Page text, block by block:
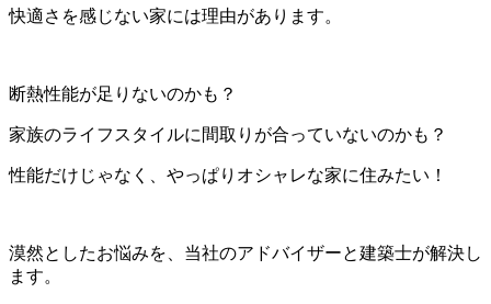
快適さを感じない家には理由があります。
断熱性能が足りないのかも？
家族のライフスタイルに間取りが合っていないのかも？
性能だけじゃなく、やっぱりオシャレな家に住みたい！
漠然としたお悩みを、当社のアドバイザーと建築士が解決し
ます。